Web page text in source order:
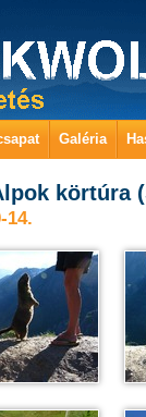
Galéria
körtúra
14.